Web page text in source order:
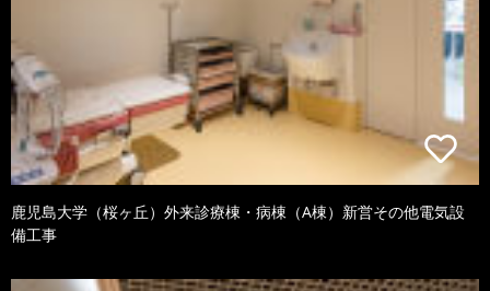
鹿児島大学（桜ヶ丘）外来診療棟・病棟（A棟）新営その他電気設
備工事